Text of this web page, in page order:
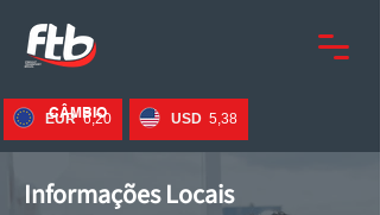
EUR 6,20 USD 5,38
CÂMBIO
Informações Locais